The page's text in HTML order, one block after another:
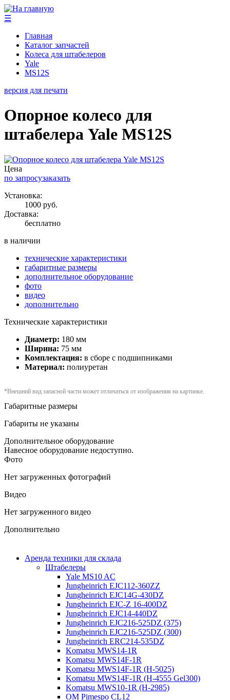
☰
Главная
Каталог запчастей
Колеса для штабелеров
Yale
MS12S
версия для печати
Опорное колесо для
штабелера Yale MS12S
Цена
по запросузаказать
Установка:
1000 руб.
Доставка:
бесплатно
в наличии
технические характеристики
габаритные размеры
дополнительное оборудование
фото
видео
дополнительно
Технические характеристики
Диаметр: 180 мм
Ширина: 75 мм
Комплектация: в сборе с подшипниками
Материал: полиуретан
*Внешний вид запасной части может отличаться от изображения на картинке.
Габаритные размеры
Габариты не указаны
Дополнительное оборудование
Навесное оборудование недоступно.
Фото
Нет загруженных фотографий
Видео
Нет загруженного видео
Дополнительно
Аренда техники для склада
Штабелеры
Yale MS10 AC
Jungheinrich EJC112-360ZZ
Jungheinrich EJC14G-430DZ
Jungheinrich EJC-Z 16-400DZ
Jungheinrich EJC14-440DZ
Jungheinrich EJC216-525DZ (375)
Jungheinrich EJC216-525DZ (300)
Jungheinrich ERC214-535DZ
Komatsu MWS14-1R
Komatsu MWS14F-1R
Komatsu MWS14F-1R (H-5025)
Komatsu MWS14F-1R (H-4555 Gel300)
Komatsu MWS10-1R (Н-2985)
OM Pimespo CL12